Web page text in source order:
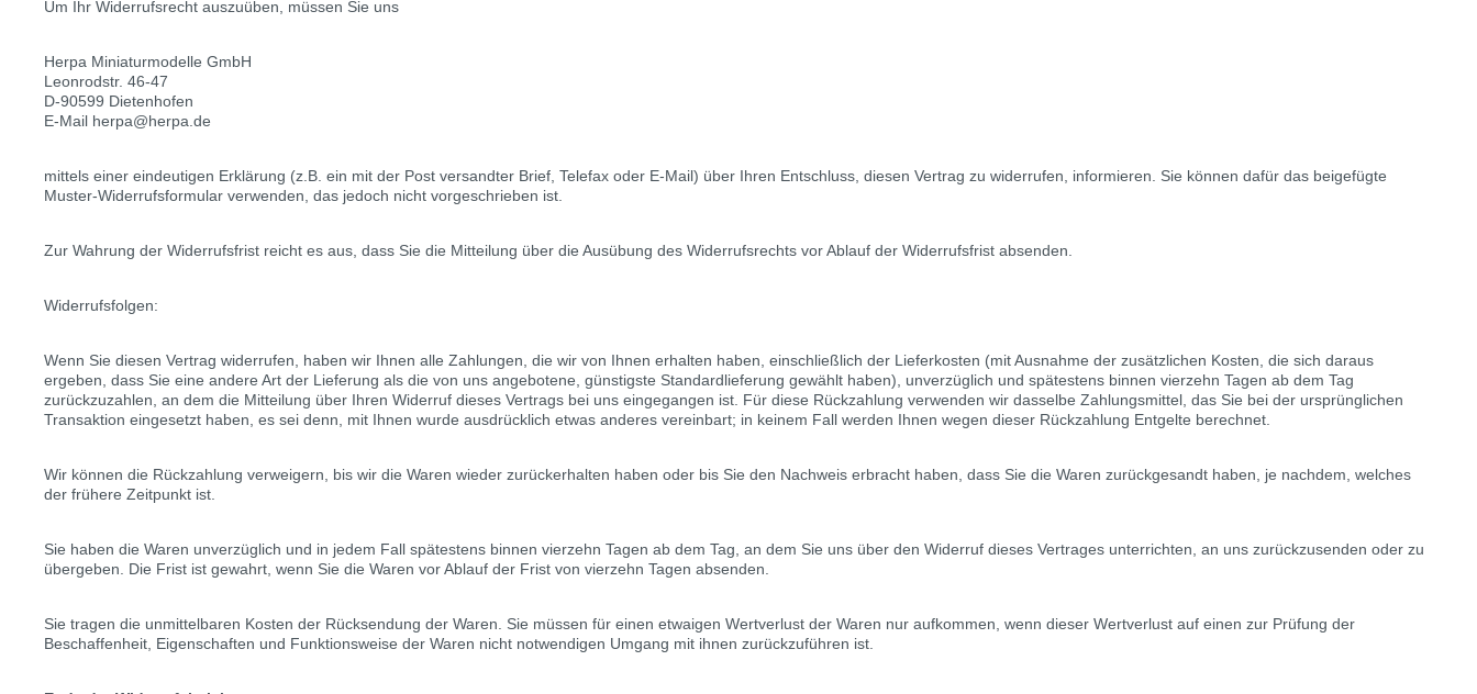
Um Ihr Widerrufsrecht auszuüben, müssen Sie uns
Herpa Miniaturmodelle GmbH
Leonrodstr. 46-47
D-90599 Dietenhofen
E-Mail herpa@herpa.de
mittels einer eindeutigen Erklärung (z.B. ein mit der Post versandter Brief, Telefax oder E-Mail) über Ihren Entschluss, diesen Vertrag zu widerrufen, informieren. Sie können dafür das beigefügte
Muster-Widerrufsformular verwenden, das jedoch nicht vorgeschrieben ist.
Zur Wahrung der Widerrufsfrist reicht es aus, dass Sie die Mitteilung über die Ausübung des Widerrufsrechts vor Ablauf der Widerrufsfrist absenden.
Widerrufsfolgen:
Wenn Sie diesen Vertrag widerrufen, haben wir Ihnen alle Zahlungen, die wir von Ihnen erhalten haben, einschließlich der Lieferkosten (mit Ausnahme der zusätzlichen Kosten, die sich daraus
ergeben, dass Sie eine andere Art der Lieferung als die von uns angebotene, günstigste Standardlieferung gewählt haben), unverzüglich und spätestens binnen vierzehn Tagen ab dem Tag
zurückzuzahlen, an dem die Mitteilung über Ihren Widerruf dieses Vertrags bei uns eingegangen ist. Für diese Rückzahlung verwenden wir dasselbe Zahlungsmittel, das Sie bei der ursprünglichen
Transaktion eingesetzt haben, es sei denn, mit Ihnen wurde ausdrücklich etwas anderes vereinbart; in keinem Fall werden Ihnen wegen dieser Rückzahlung Entgelte berechnet.
Wir können die Rückzahlung verweigern, bis wir die Waren wieder zurückerhalten haben oder bis Sie den Nachweis erbracht haben, dass Sie die Waren zurückgesandt haben, je nachdem, welches
der frühere Zeitpunkt ist.
Sie haben die Waren unverzüglich und in jedem Fall spätestens binnen vierzehn Tagen ab dem Tag, an dem Sie uns über den Widerruf dieses Vertrages unterrichten, an uns zurückzusenden oder zu
übergeben. Die Frist ist gewahrt, wenn Sie die Waren vor Ablauf der Frist von vierzehn Tagen absenden.
Sie tragen die unmittelbaren Kosten der Rücksendung der Waren. Sie müssen für einen etwaigen Wertverlust der Waren nur aufkommen, wenn dieser Wertverlust auf einen zur Prüfung der
Beschaffenheit, Eigenschaften und Funktionsweise der Waren nicht notwendigen Umgang mit ihnen zurückzuführen ist.